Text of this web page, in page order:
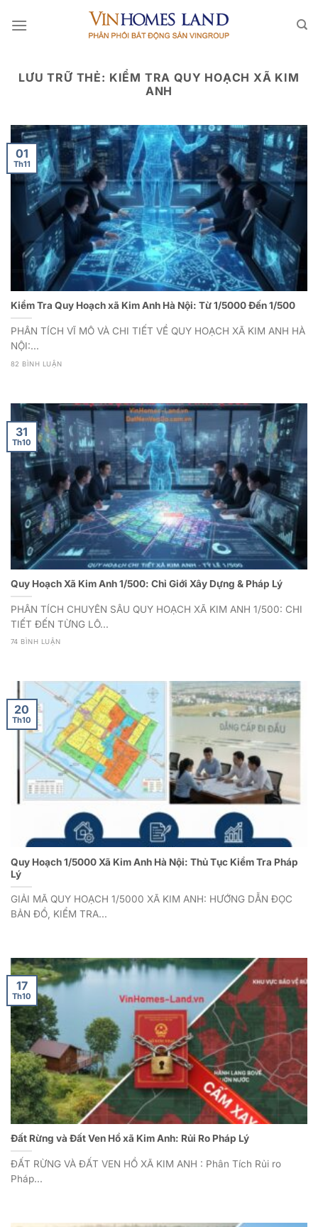
qua
LƯU TRỮ THẺ: KIỂM TRA QUY HOẠCH XÃ KIM
ANH
Kiểm Tra Quy Hoạch xã Kim Anh Hà Nội: Từ 1/5000 Đến 1/500
PHÂN TÍCH VĨ MÔ VÀ CHI TIẾT VỀ QUY HOẠCH XÃ KIM ANH HÀ
NỘI:...
82 BÌNH LUẬN
01
Th11
Quy Hoạch Xã Kim Anh 1/500: Chỉ Giới Xây Dựng & Pháp Lý
PHÂN TÍCH CHUYÊN SÂU QUY HOẠCH XÃ KIM ANH 1/500: CHI
TIẾT ĐẾN TỪNG LÔ...
74 BÌNH LUẬN
31
Th10
Quy Hoạch 1/5000 Xã Kim Anh Hà Nội: Thủ Tục Kiểm Tra Pháp
Lý
GIẢI MÃ QUY HOẠCH 1/5000 XÃ KIM ANH: HƯỚNG DẪN ĐỌC
BẢN ĐỒ, KIỂM TRA...
20
Th10
Đất Rừng và Đất Ven Hồ xã Kim Anh: Rủi Ro Pháp Lý
ĐẤT RỪNG VÀ ĐẤT VEN HỒ XÃ KIM ANH : Phân Tích Rủi ro
Pháp...
17
Th10